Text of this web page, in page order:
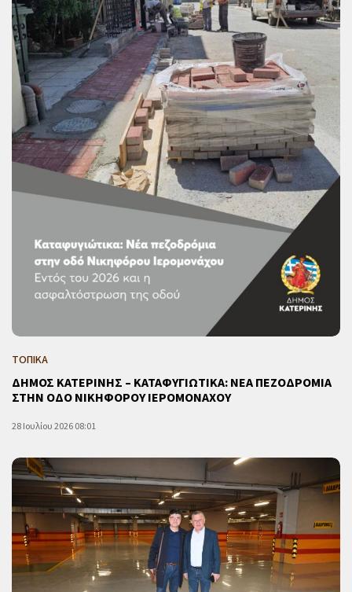
ΤΟΠΙΚΑ
ΔΗΜΟΣ ΚΑΤΕΡΙΝΗΣ – ΚΑΤΑΦΥΓΙΩΤΙΚΑ: ΝΕΑ ΠΕΖΟΔΡΟΜΙΑ
ΣΤΗΝ ΟΔΟ ΝΙΚΗΦΟΡΟΥ ΙΕΡΟΜΟΝΑΧΟΥ
28 Ιουλίου 2026 08:01